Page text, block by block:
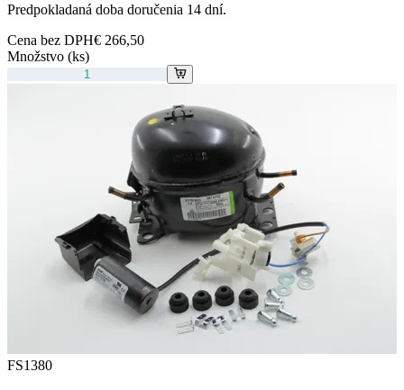
Predpokladaná doba doručenia 14 dní.
Cena bez DPH€ 266,50
Množstvo (ks)
FS1380